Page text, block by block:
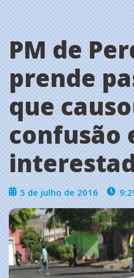
PM de
prende
que
confusão
5 de julho de 2016